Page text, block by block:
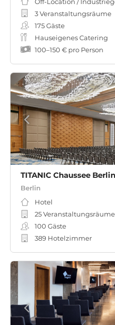
3 Veranstaltungsräume
175Gäste
Hauseigenes Catering
100–150 € pro Person
TITANIC Chaussee Berlin
Berlin
Hotel
25 Veranstaltungsräume
100 Gäste
389 Hotelzimmer